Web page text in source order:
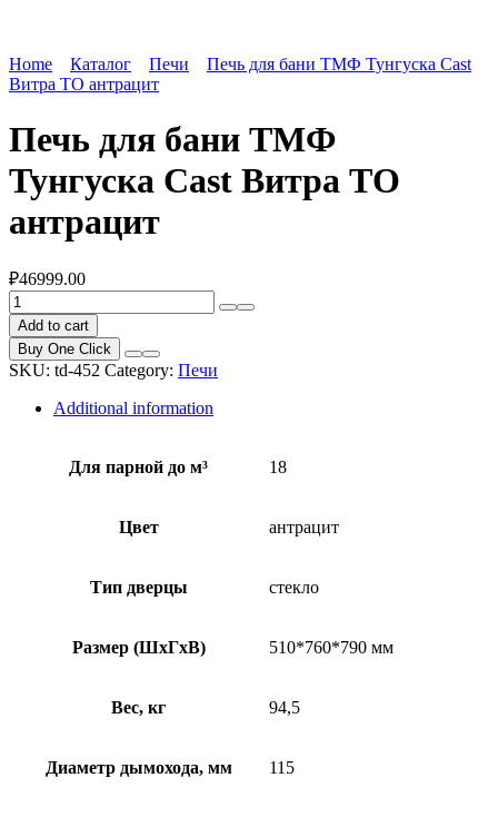
Home Каталог Печи
Печь для бани ТМФ Тунгуска Cast
Витра ТО антрацит
Печь для бани ТМФ
Тунгуска Cast Витра ТО
антрацит
₽46999.00
Печь
для
бани
ТМФ
Тунгуска
Витра
антрацит
Add to cart
Buy One Click
SKU: td-452 Category: Печи
Additional information
Для парной до м³ 18
Цвет антрацит
Тип дверцы стекло
Размер (ШхГхВ) 510*760*790 мм
Вес, кг 94,5
Диаметр дымохода, мм 115